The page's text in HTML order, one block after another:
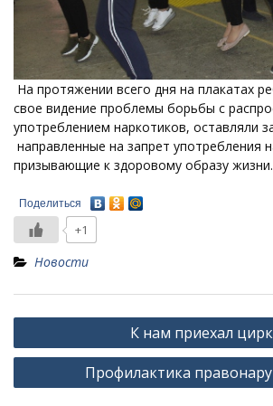
На протяжении всего дня на плакатах
свое видение проблемы борьбы с
употреблением наркотиков, оставляли
направленные на запрет употребления
призывающие к здоровому образу жизни.
Поделиться
+1
Новости
Навигация
по
К нам приехал
Профилактика